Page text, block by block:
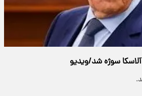
سوژه شد/ویدیو